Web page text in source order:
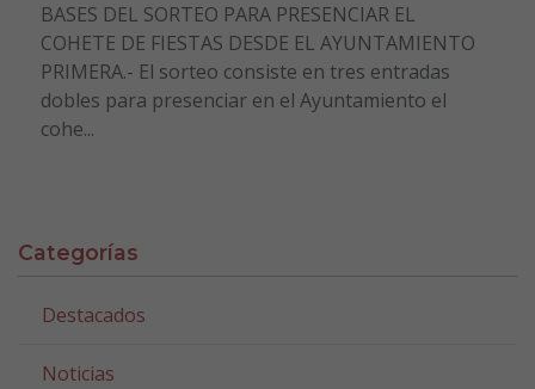
BASES DEL SORTEO PARA PRESENCIAR EL
COHETE DE FIESTAS DESDE EL AYUNTAMIENTO
PRIMERA.- El sorteo consiste en tres entradas
dobles para presenciar en el Ayuntamiento el
cohe...
Categorías
Destacados
Noticias